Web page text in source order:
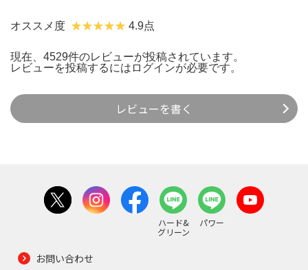
オススメ度 4.9点
現在、4529件のレビューが投稿されています。
レビューを投稿するには ログインが必要です。
レビューを書く
ハード&
グリーン
パワー
お問い合わせ